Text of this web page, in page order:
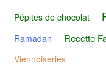
Pépites de chocolat
Ramadan Recette
Viennoiseries